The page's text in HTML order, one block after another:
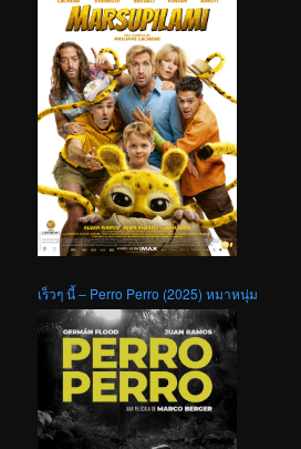
เร็วๆ นี้ – Perro Perro (2025) หมาหนุ่ม